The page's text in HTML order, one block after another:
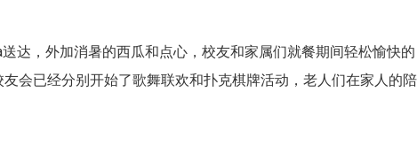
达，外加消暑的西瓜和点心，校友和家属们就餐期间轻松愉快的
会已经分别开始了歌舞联欢和扑克棋牌活动，老人们在家人的陪